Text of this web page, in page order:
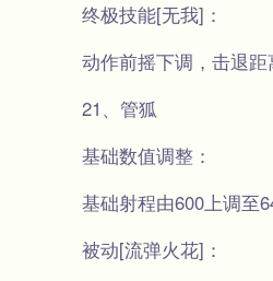
终极技能[无我]：
动作前摇下调，击退距
21、管狐
基础数值调整：
基础射程由600上调至
被动[流弹火花]：